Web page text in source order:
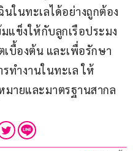
ในทะเลได้อย่างถูกต้อง
แข็งให้กับลูกเรือประมง
บื้องต้น และเพื่อรักษา
ทำงานในทะเล ให้
ายและมาตรฐานสากล